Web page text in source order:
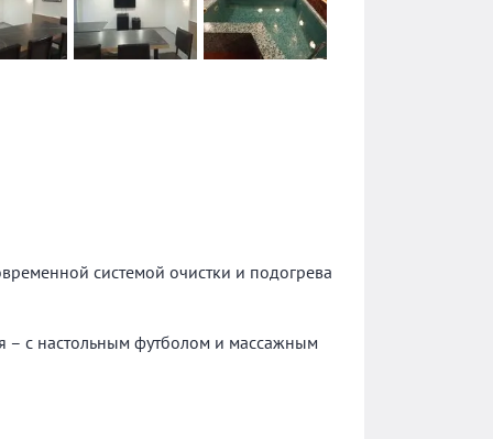
системой очистки и подогрева
– с настольным футболом и массажным